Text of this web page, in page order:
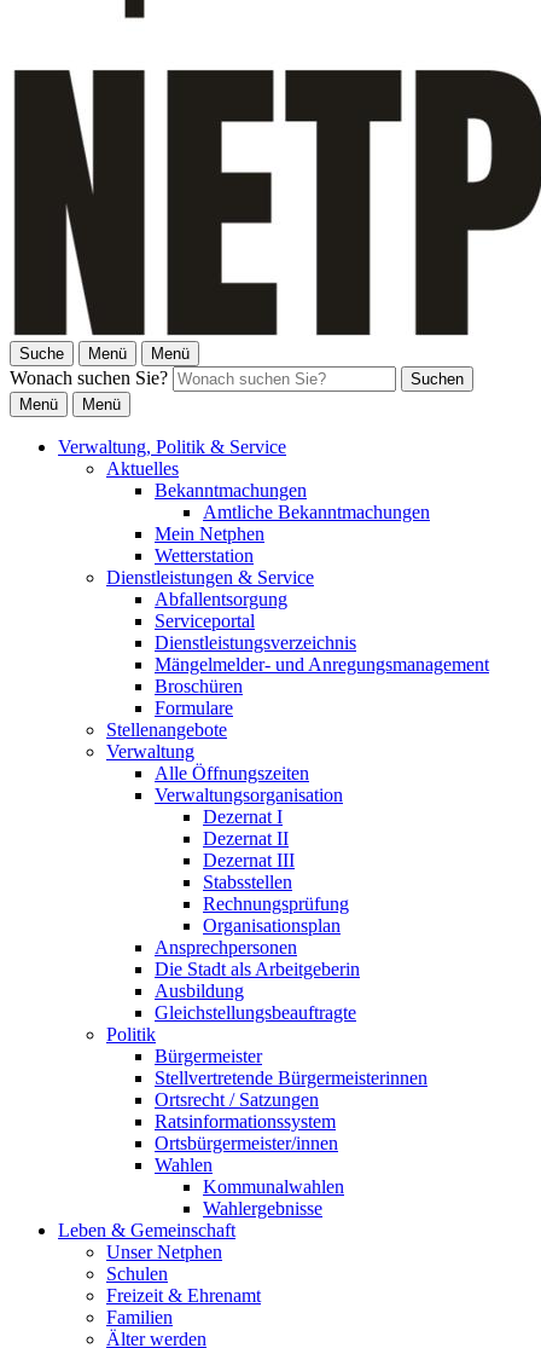
Suche Menü Menü
Wonach suchen Sie?
Suchen
Menü
Menü
Verwaltung, Politik & Service
Aktuelles
Bekanntmachungen
Amtliche Bekanntmachungen
Mein Netphen
Wetterstation
Dienstleistungen & Service
Abfallentsorgung
Serviceportal
Dienstleistungsverzeichnis
Mängelmelder- und Anregungsmanagement
Broschüren
Formulare
Stellenangebote
Verwaltung
Alle Öffnungszeiten
Verwaltungsorganisation
Dezernat I
Dezernat II
Dezernat III
Stabsstellen
Rechnungsprüfung
Organisationsplan
Ansprechpersonen
Die Stadt als Arbeitgeberin
Ausbildung
Gleichstellungsbeauftragte
Politik
Bürgermeister
Stellvertretende Bürgermeisterinnen
Ortsrecht / Satzungen
Ratsinformationssystem
Ortsbürgermeister/innen
Wahlen
Kommunalwahlen
Wahlergebnisse
Leben & Gemeinschaft
Unser Netphen
Schulen
Freizeit & Ehrenamt
Familien
Älter werden